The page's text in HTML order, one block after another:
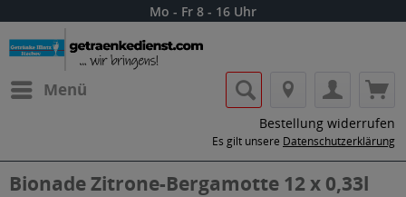
Mo - Fr 8 - 16 Uhr
Menü
Bestellung widerrufen
Es gilt unsere Datenschutzerklärung
Bionade Zitrone-Bergamotte 12 x 0,33l